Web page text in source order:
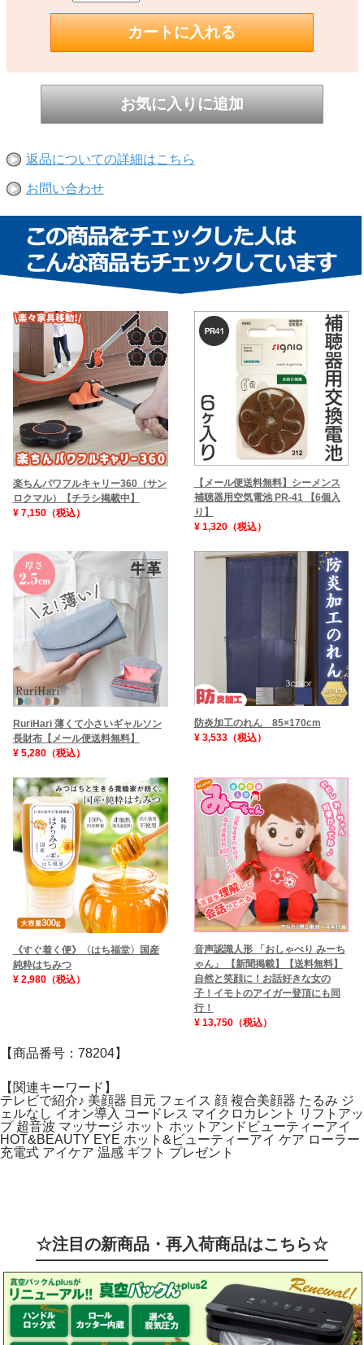
返品についての詳細はこちら
お問い合わせ
楽ちんパワフルキャリー360（サン
ロクマル）【チラシ掲載中】
¥ 7,150（税込）
【メール便送料無料】シーメンス
補聴器用空気電池 PR-41 【6個入
り】
¥ 1,320（税込）
RuriHari 薄くて小さいギャルソン
長財布【メール便送料無料】
¥ 5,280（税込）
防炎加工のれん 85×170cm
¥ 3,533（税込）
《すぐ着く便》〈はち福堂〉国産
純粋はちみつ
¥ 2,980（税込）
音声認識人形 「おしゃべり みーち
ゃん」 【新聞掲載】【送料無料】
自然と笑顔に！お話好きな女の
子！イモトのアイガー登頂にも同
行！
¥ 13,750（税込）
【商品番号：78204】
【関連キーワード】
テレビで紹介♪ 美顔器 目元 フェイス 顔 複合美顔器 たるみ ジ
ェルなし イオン導入 コードレス マイクロカレント リフトアッ
プ 超音波 マッサージ ホット ホットアンドビューティーアイ
HOT&BEAUTY EYE ホット&ビューティーアイ ケア ローラー
充電式 アイケア 温感 ギフト プレゼント
☆注目の新商品・再入荷商品はこちら☆